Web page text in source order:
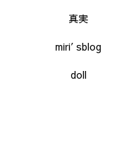
真実
miri′sblog
doll